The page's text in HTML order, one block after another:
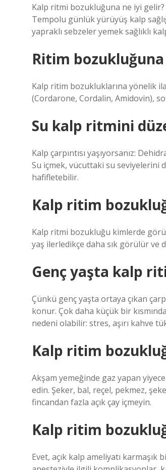
Kalp ritmi bozukluğuna ne iyi
Tempolu günlük yürüyüş kalp
yapraklı sebzeler yemek sağlıklı
Ritim
Kalp ritim bozukluklarına yönelik
(Cordarone, Cordalin, Amidovin),
Su kalp ritmini
Kalp çarpıntısı yaşıyorsanız:
Su içmek, vücuttaki su seviyelerini
hafifletebilir.
Kalp ritim
Kalp ritmi bozukluğu kimlerde
yaş ilerledikçe daha sık görülür ve
Genç yaşta kalp
Çünkü genç yaşta ortaya çıkan
konur. Çok daha küçük bir
nedeni olabilir: stres, aşırı kahve
Kalp ritim
Akşam yemeğinde gaz yapan
edin. Şeker, bal, reçel, pekmez,
fincandan fazla açık çay içmeyin.
Kalp ritim
Evet, açık kalp ameliyatı